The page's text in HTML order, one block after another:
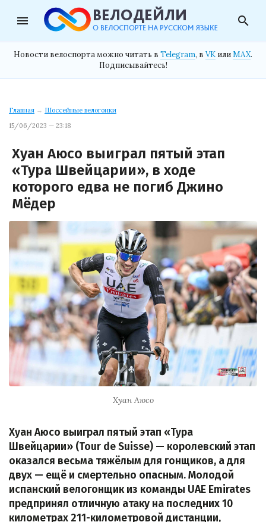
menu search
Новости велоспорта можно читать в Telegram, в VK илиMAX.
Подписывайтесь!
Главная → Шоссейные велогонки
15/06/2023 — 23:18
Хуан Аюсо выиграл пятый этап
«Тура Швейцарии», в ходе
которого едва не погиб Джино
Мёдер
Хуан Аюсо
Хуан Аюсо выиграл пятый этап «Тура
Швейцарии» (Tour de Suisse) — королевский этап
оказался весьма тяжёлым для гонщиков, а для
двух — ещё и смертельно опасным. Молодой
испанский велогонщик из команды UAE Emirates
предпринял отличную атаку на последних 10
километрах 211-километровой дистанции,